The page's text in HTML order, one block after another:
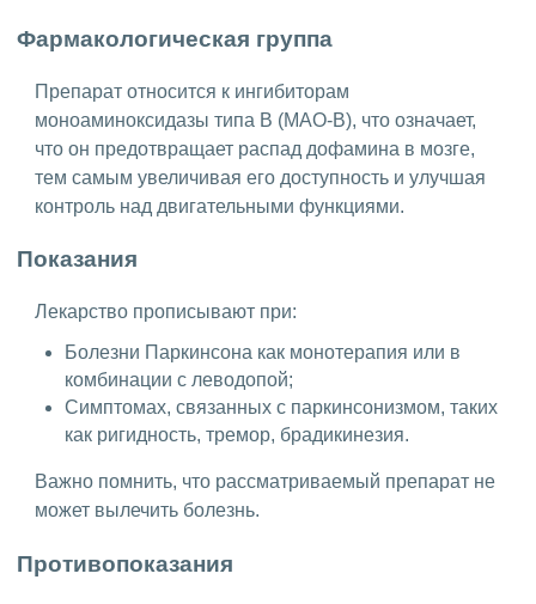
Фармакологическая группа
Препарат относится к ингибиторам
моноаминоксидазы типа B (МАО-B), что означает,
что он предотвращает распад дофамина в мозге,
тем самым увеличивая его доступность и улучшая
контроль над двигательными функциями.
Показания
Лекарство прописывают при:
Болезни Паркинсона как монотерапия или в
комбинации с леводопой;
Симптомах, связанных с паркинсонизмом, таких
как ригидность, тремор, брадикинезия.
Важно помнить, что рассматриваемый препарат не
может вылечить болезнь.
Противопоказания